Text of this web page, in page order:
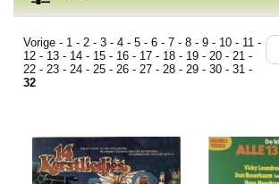
Vorige - 1 - 2 - 3 - 4 - 5 - 6 - 7 - 8 - 9 - 10 - 11 -
12 - 13 - 14 - 15 - 16 - 17 - 18 - 19 - 20 - 21 -
22 - 23 - 24 - 25 - 26 - 27 - 28 - 29 - 30 - 31 -
32